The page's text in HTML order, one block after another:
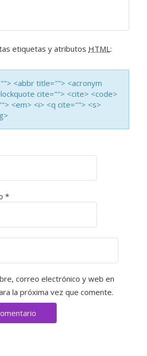
etiquetas y atributos HTML:
<abbr title=""> <acronym
cite=""> <cite> <code>
<em> <i> <q cite=""> <s>
*
correo electrónico y web en
la próxima vez que comente.